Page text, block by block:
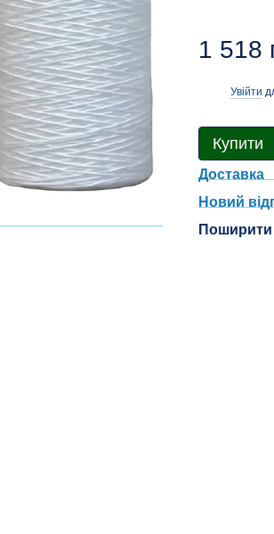
1 518
Увійти
Купити
Доставка
Новий